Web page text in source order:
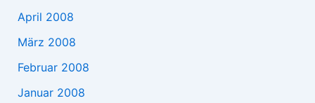
April 2008
März 2008
Februar 2008
Januar 2008